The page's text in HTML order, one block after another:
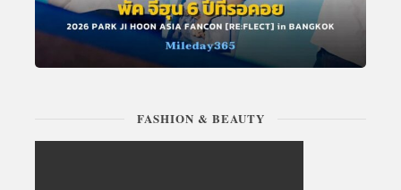
FASHION & BEAUTY